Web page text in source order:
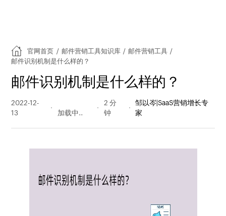
官网首页 / 邮件营销工具知识库 / 邮件营销工具 /
邮件识别机制是什么样的？
邮件识别机制是什么样的？
2022-12-
13
量
2 分
钟
邹以岑|SaaS营销增长专
家